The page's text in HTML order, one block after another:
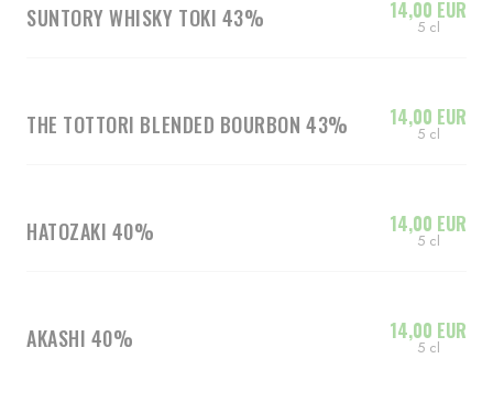
SUNTORY WHISKY TOKI 43% 14,00 EUR
5 cl
THE TOTTORI BLENDED BOURBON 43% 14,00 EUR
5 cl
HATOZAKI 40% 14,00 EUR
5 cl
AKASHI 40% 14,00 EUR
5 cl